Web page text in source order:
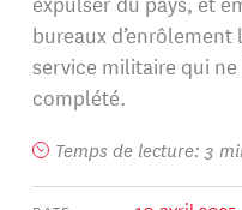
bureaux
service militaire qui ne
complété.
Temps de lecture: 3